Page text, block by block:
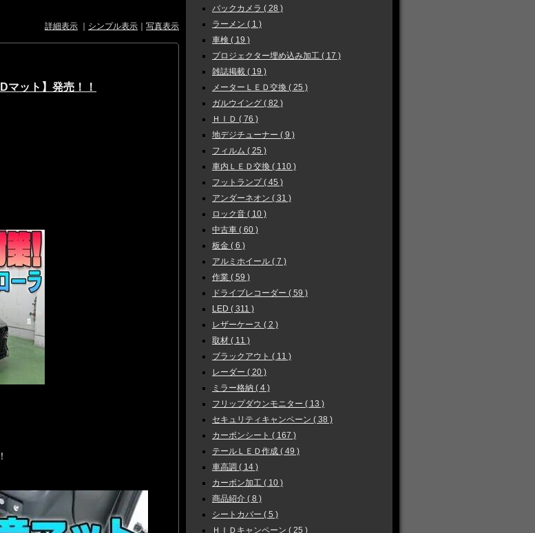
詳細表示 シンプル表示 写真表示
マット】発売！！
バックカメラ ( 28 )
ラーメン ( 1 )
車検 ( 19 )
プロジェクター埋め込み加工 ( 17 )
雑誌掲載 ( 19 )
メーターＬＥＤ交換 ( 25 )
ガルウイング ( 82 )
ＨＩＤ ( 76 )
地デジチューナー ( 9 )
フィルム ( 25 )
車内ＬＥＤ交換 ( 110 )
フットランプ ( 45 )
アンダーネオン ( 31 )
ロック音 ( 10 )
中古車 ( 60 )
板金 ( 6 )
アルミホイール ( 7 )
作業 ( 59 )
ドライブレコーダー ( 59 )
LED ( 311 )
レザーケース ( 2 )
取材 ( 11 )
ブラックアウト ( 11 )
レーダー ( 20 )
ミラー格納 ( 4 )
フリップダウンモニター ( 13 )
セキュリティキャンペーン ( 38 )
カーボンシート ( 167 )
テールＬＥＤ作成 ( 49 )
車高調 ( 14 )
カーボン加工 ( 10 )
商品紹介 ( 8 )
シートカバー ( 5 )
ＨＩＤキャンペーン ( 25 )